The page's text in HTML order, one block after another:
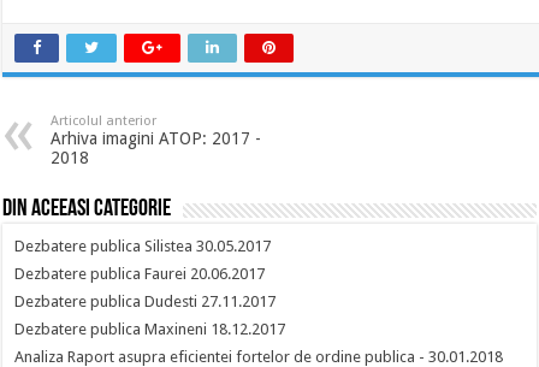
Articolul anterior
Arhiva imagini ATOP: 2017 -
2018
Din aceeasi categorie
Dezbatere publica Silistea 30.05.2017
Dezbatere publica Faurei 20.06.2017
Dezbatere publica Dudesti 27.11.2017
Dezbatere publica Maxineni 18.12.2017
Analiza Raport asupra eficientei fortelor de ordine publica - 30.01.2018